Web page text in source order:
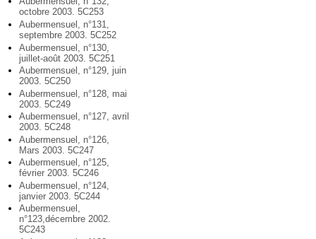
octobre 2003. 5C253
Aubermensuel, n°131,
septembre 2003. 5C252
Aubermensuel, n°130,
juillet-août 2003. 5C251
Aubermensuel, n°129, juin
2003. 5C250
Aubermensuel, n°128, mai
2003. 5C249
Aubermensuel, n°127, avril
2003. 5C248
Aubermensuel, n°126,
Mars 2003. 5C247
Aubermensuel, n°125,
février 2003. 5C246
Aubermensuel, n°124,
janvier 2003. 5C244
Aubermensuel,
n°123,décembre 2002.
5C243